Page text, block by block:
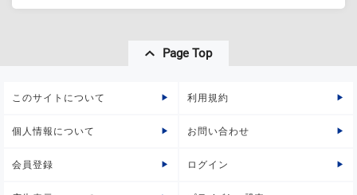
Page Top
このサイトについて 利用規約
個人情報について お問い合わせ
会員登録 ログイン